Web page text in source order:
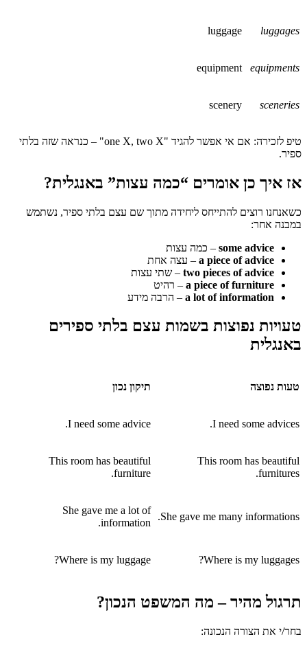
luggages
luggage
equipments
equipment
sceneries
scenery
טיפ לזכירה: אם אי אפשר להגיד "one X, two X" – כנראה שזה בלתי
ספיר.
אז איך כן אומרים “כמה עצות” באנגלית?
כשאנחנו רוצים להתייחס ליחידה מתוך שם עצם בלתי ספיר, נשתמש
במבנה אחר:
some advice – כמה עצות
a piece of advice – עצה אחת
two pieces of advice – שתי עצות
a piece of furniture – רהיט
a lot of information – הרבה מידע
טעויות נפוצות בשמות עצם בלתי ספירים
באנגלית
טעות נפוצה תיקון נכון
I need some advices.
I need some advice.
This room has beautiful
furnitures.
This room has beautiful
furniture.
She gave me many informations.
She gave me a lot of
information.
Where is my luggages?
Where is my luggage?
תרגול מהיר – מה המשפט הנכון?
בחר/י את הצורה הנכונה: